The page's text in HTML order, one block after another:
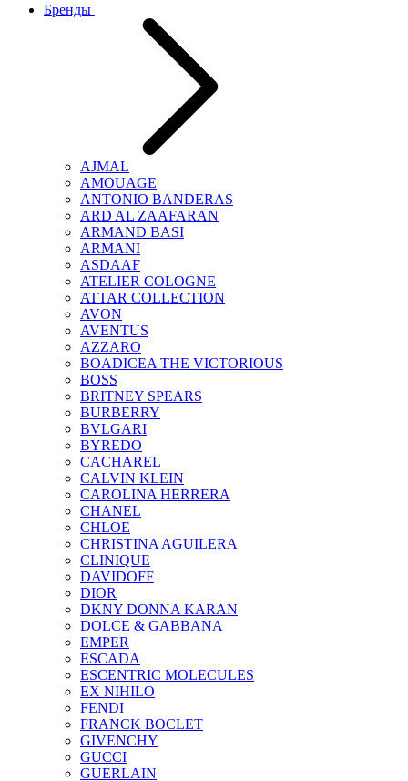
Бренды
AJMAL
AMOUAGE
ANTONIO BANDERAS
ARD AL ZAAFARAN
ARMAND BASI
ARMANI
ASDAAF
ATELIER COLOGNE
ATTAR COLLECTION
AVON
AVENTUS
AZZARO
BOADICEA THE VICTORIOUS
BOSS
BRITNEY SPEARS
BURBERRY
BVLGARI
BYREDO
CACHAREL
CALVIN KLEIN
CAROLINA HERRERA
CHANEL
CHLOE
CHRISTINA AGUILERA
CLINIQUE
DAVIDOFF
DIOR
DKNY DONNA KARAN
DOLCE & GABBANA
EMPER
ESCADA
ESCENTRIC MOLECULES
EX NIHILO
FENDI
FRANCK BOCLET
GIVENCHY
GUCCI
GUERLAIN